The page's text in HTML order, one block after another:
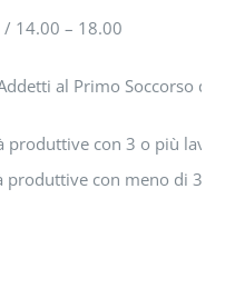
14.00 – 18.00
al Primo Soccorso di
produttive con 3 o più
produttive con meno di 3